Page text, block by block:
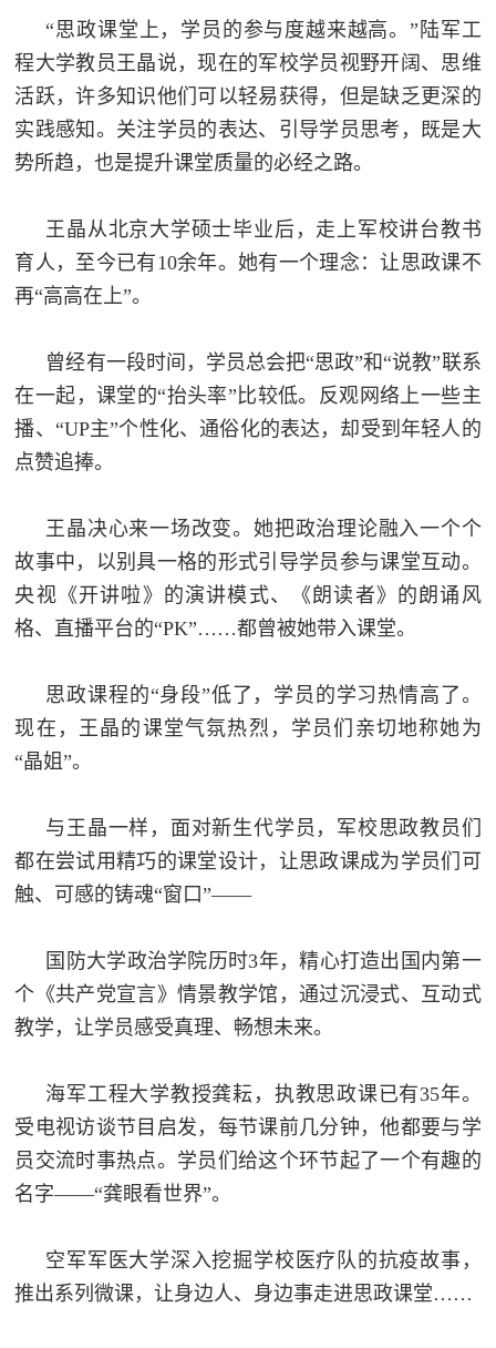
“思政课堂上，学员的参与度越来越高。”陆军工
程大学教员王晶说，现在的军校学员视野开阔、思维
活跃，许多知识他们可以轻易获得，但是缺乏更深的
实践感知。关注学员的表达、引导学员思考，既是大
势所趋，也是提升课堂质量的必经之路。
王晶从北京大学硕士毕业后，走上军校讲台教书
育人，至今已有10余年。她有一个理念：让思政课不
再“高高在上”。
曾经有一段时间，学员总会把“思政”和“说教”联系
在一起，课堂的“抬头率”比较低。反观网络上一些主
播、“UP主”个性化、通俗化的表达，却受到年轻人的
点赞追捧。
王晶决心来一场改变。她把政治理论融入一个个
故事中，以别具一格的形式引导学员参与课堂互动。
央视《开讲啦》的演讲模式、《朗读者》的朗诵风
格、直播平台的“PK”……都曾被她带入课堂。
思政课程的“身段”低了，学员的学习热情高了。
现在，王晶的课堂气氛热烈，学员们亲切地称她为
“晶姐”。
与王晶一样，面对新生代学员，军校思政教员们
都在尝试用精巧的课堂设计，让思政课成为学员们可
触、可感的铸魂“窗口”——
国防大学政治学院历时3年，精心打造出国内第一
个《共产党宣言》情景教学馆，通过沉浸式、互动式
教学，让学员感受真理、畅想未来。
海军工程大学教授龚耘，执教思政课已有35年。
受电视访谈节目启发，每节课前几分钟，他都要与学
员交流时事热点。学员们给这个环节起了一个有趣的
名字——“龚眼看世界”。
空军军医大学深入挖掘学校医疗队的抗疫故事，
推出系列微课，让身边人、身边事走进思政课堂……